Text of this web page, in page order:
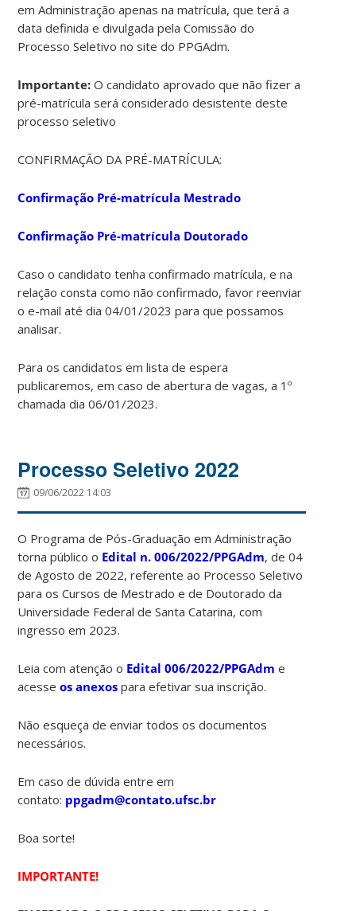
em Administração apenas na matrícula, que terá a
data definida e divulgada pela Comissão do
Processo Seletivo no site do PPGAdm.
Importante: O candidato aprovado que não fizer a
pré-matrícula será considerado desistente deste
processo seletivo
CONFIRMAÇÃO DA PRÉ-MATRÍCULA:
Confirmação Pré-matrícula Mestrado
Confirmação Pré-matrícula Doutorado
Caso o candidato tenha confirmado matrícula, e na
relação consta como não confirmado, favor reenviar
o e-mail até dia 04/01/2023 para que possamos
analisar.
Para os candidatos em lista de espera
publicaremos, em caso de abertura de vagas, a 1º
chamada dia 06/01/2023.
Processo Seletivo 2022
09/06/2022 14:03
O Programa de Pós-Graduação em Administração
torna público o Edital n. 006/2022/PPGAdm, de 04
de Agosto de 2022, referente ao Processo Seletivo
para os Cursos de Mestrado e de Doutorado da
Universidade Federal de Santa Catarina, com
ingresso em 2023.
Leia com atenção o Edital 006/2022/PPGAdm e
acesseos anexos para efetivar sua inscrição.
Não esqueça de enviar todos os documentos
necessários.
Em caso de dúvida entre em
contato: ppgadm@contato.ufsc.br
Boa sorte!
IMPORTANTE!